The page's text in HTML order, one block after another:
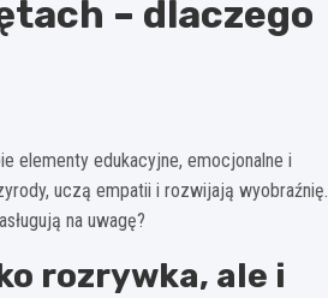
– dlaczego
elementy edukacyjne, emocjonalne i
uczą empatii i rozwijają wyobraźnię.
na uwagę?
rozrywka, ale i